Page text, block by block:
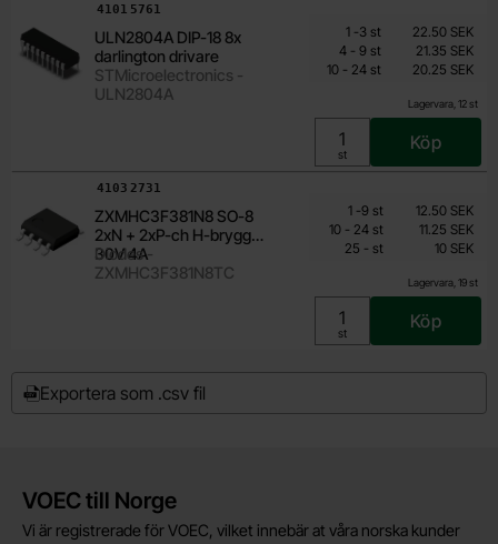
ULN2804A DIP-18 8x
darlington drivare
STMicroelectronics -
ULN2804A
Art. nr
4101 5761
Lagervara, 12 st
Från
16.85 SEK
Inklusive 25% moms
Enhet:
st
Köp
Mängdrabatt
Pris /st
1 -till
3 st
22.50 SEK
4 - till
9 st
21.35 SEK
10 - till
24 st 20.25 SEK
ZXMHC3F381N8 SO-8
2xN + 2xP-ch H-brygga
30V 4A
Diodes -
ZXMHC3F381N8TC
Art. nr
4103 2731
Lagervara, 19 st
Från
10 SEK
Inklusive 25% moms
Enhet:
st
Köp
Mängdrabatt
Pris /st
1 -till
9 st
12.50 SEK
10 - till
24 st
11.25 SEK
25 - till
st 10 SEK
Exportera som .csv fil
Kort allmän information
VOEC till Norge
Vi är registrerade för VOEC, vilket innebär at våra norska kunder